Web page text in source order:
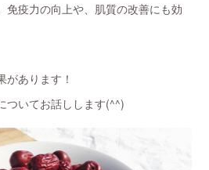
免疫力の向上や、肌質の改善にも効
があります！
ついてお話しします(^^)